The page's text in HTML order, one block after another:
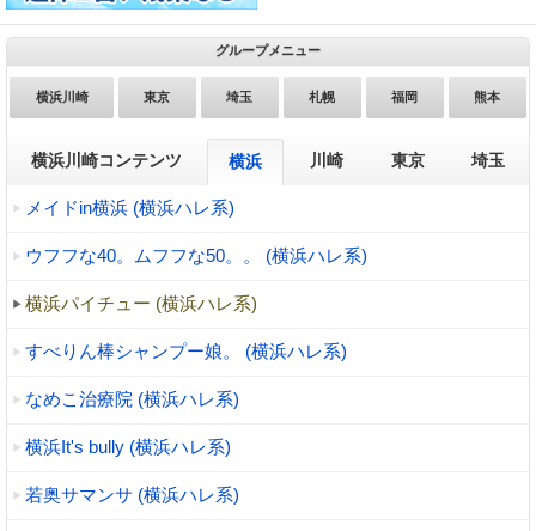
グループメニュー
横浜川崎 東京 埼玉 札幌 福岡 熊本
横浜川崎コンテンツ 横浜 川崎 東京 埼玉
メイドin横浜 (横浜ハレ系)
ウフフな40。ムフフな50。。 (横浜ハレ系)
横浜パイチュー (横浜ハレ系)
すべりん棒シャンプー娘。 (横浜ハレ系)
なめこ治療院 (横浜ハレ系)
横浜It's bully (横浜ハレ系)
若奥サマンサ (横浜ハレ系)